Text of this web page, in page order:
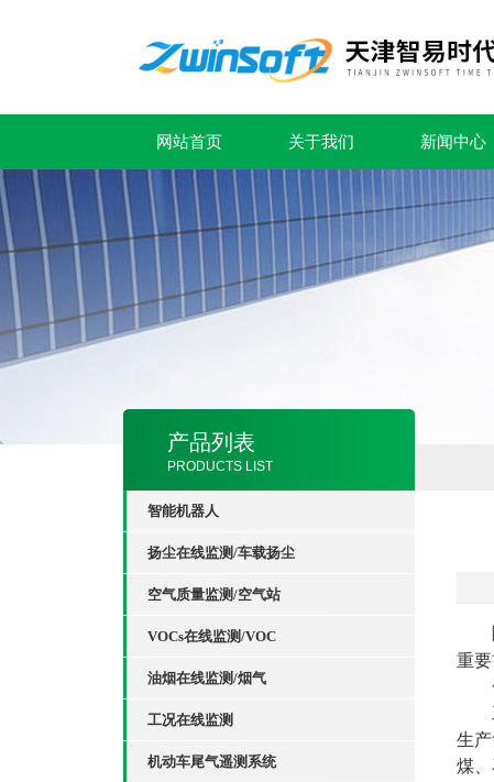
网站首页 关于我们 新闻中心
产品列表
PRODUCTS LIST
智能机器人
扬尘在线监测/车载扬尘
空气质量监测/空气站
VOCs在线监测/VOC
油烟在线监测/烟气
工况在线监测
机动车尾气遥测系统
重
生
煤